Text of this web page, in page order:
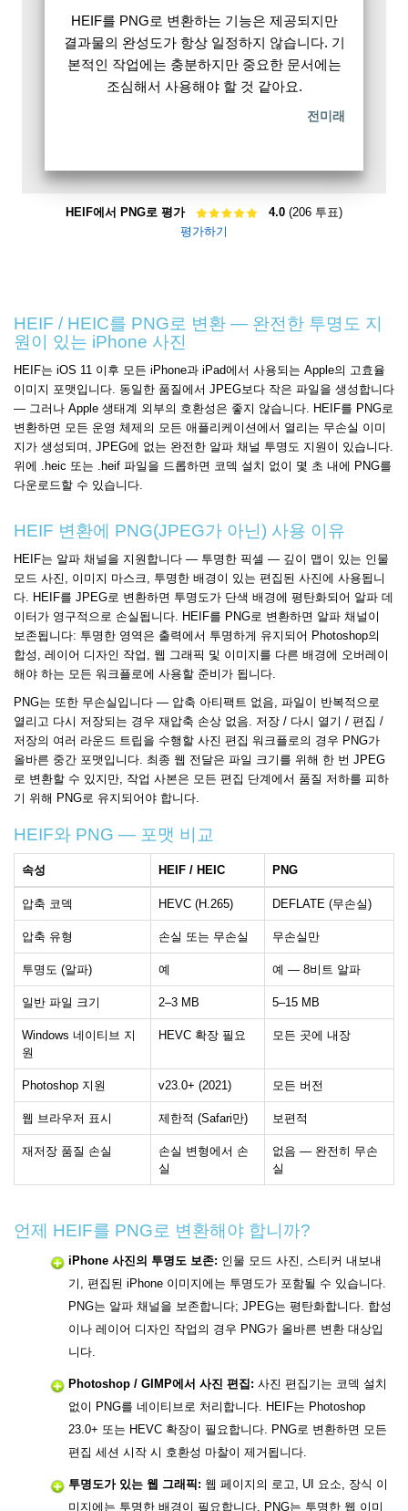
HEIF를 PNG로 변환하는 기능은 제공되지만
결과물의 완성도가 항상 일정하지 않습니다. 기
본적인 작업에는 충분하지만 중요한 문서에는
조심해서 사용해야 할 것 같아요.
전미래
HEIF에서 PNG로 평가 4.0 (206 투표)
평가하기
HEIF / HEIC를 PNG로 변환 — 완전한 투명도 지
원이 있는 iPhone 사진
HEIF는 iOS 11 이후 모든 iPhone과 iPad에서 사용되는 Apple의 고효율
이미지 포맷입니다. 동일한 품질에서 JPEG보다 작은 파일을 생성합니다
— 그러나 Apple 생태계 외부의 호환성은 좋지 않습니다. HEIF를 PNG로
변환하면 모든 운영 체제의 모든 애플리케이션에서 열리는 무손실 이미
지가 생성되며, JPEG에 없는 완전한 알파 채널 투명도 지원이 있습니다.
위에 .heic 또는 .heif 파일을 드롭하면 코덱 설치 없이 몇 초 내에 PNG를
다운로드할 수 있습니다.
HEIF 변환에 PNG(JPEG가 아닌) 사용 이유
HEIF는 알파 채널을 지원합니다 — 투명한 픽셀 — 깊이 맵이 있는 인물
모드 사진, 이미지 마스크, 투명한 배경이 있는 편집된 사진에 사용됩니
다. HEIF를 JPEG로 변환하면 투명도가 단색 배경에 평탄화되어 알파 데
이터가 영구적으로 손실됩니다. HEIF를 PNG로 변환하면 알파 채널이
보존됩니다: 투명한 영역은 출력에서 투명하게 유지되어 Photoshop의
합성, 레이어 디자인 작업, 웹 그래픽 및 이미지를 다른 배경에 오버레이
해야 하는 모든 워크플로에 사용할 준비가 됩니다.
PNG는 또한 무손실입니다 — 압축 아티팩트 없음, 파일이 반복적으로
열리고 다시 저장되는 경우 재압축 손상 없음. 저장 / 다시 열기 / 편집 /
저장의 여러 라운드 트립을 수행할 사진 편집 워크플로의 경우 PNG가
올바른 중간 포맷입니다. 최종 웹 전달은 파일 크기를 위해 한 번 JPEG
로 변환할 수 있지만, 작업 사본은 모든 편집 단계에서 품질 저하를 피하
기 위해 PNG로 유지되어야 합니다.
HEIF와 PNG — 포맷 비교
속성 HEIF / HEIC PNG
압축 코덱 HEVC (H.265) DEFLATE (무손실)
압축 유형 손실 또는 무손실 무손실만
투명도 (알파) 예 예 — 8비트 알파
일반 파일 크기 2–3 MB 5–15 MB
Windows 네이티브 지
원
HEVC 확장 필요 모든 곳에 내장
Photoshop 지원 v23.0+ (2021) 모든 버전
웹 브라우저 표시 제한적 (Safari만) 보편적
재저장 품질 손실
손실 변형에서 손
실
없음 — 완전히 무손
실
언제 HEIF를 PNG로 변환해야 합니까?
iPhone 사진의 투명도 보존: 인물 모드 사진, 스티커 내보내
기, 편집된 iPhone 이미지에는 투명도가 포함될 수 있습니다.
PNG는 알파 채널을 보존합니다; JPEG는 평탄화합니다. 합성
이나 레이어 디자인 작업의 경우 PNG가 올바른 변환 대상입
니다.
Photoshop / GIMP에서 사진 편집: 사진 편집기는 코덱 설치
없이 PNG를 네이티브로 처리합니다. HEIF는 Photoshop
23.0+ 또는 HEVC 확장이 필요합니다. PNG로 변환하면 모든
편집 세션 시작 시 호환성 마찰이 제거됩니다.
투명도가 있는 웹 그래픽: 웹 페이지의 로고, UI 요소, 장식 이
미지에는 투명한 배경이 필요합니다. PNG는 투명한 웹 이미